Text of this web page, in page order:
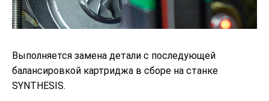
Выполняется замена детали с последующей
балансировкой картриджа в сборе на станке
SYNTHESIS.